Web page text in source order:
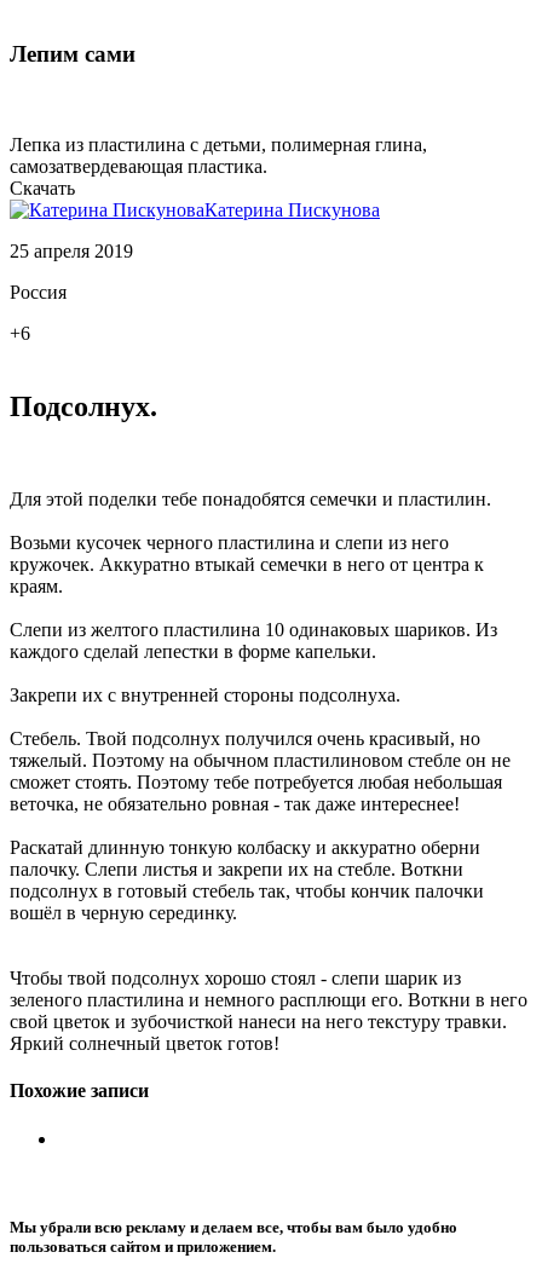
Лепим сами
Лепка из пластилина с детьми, полимерная глина,
самозатвердевающая пластика.
Скачать
Катерина Пискунова
25 апреля 2019
Россия
+6
Подсолнух.
Для этой поделки тебе понадобятся семечки и пластилин.
Возьми кусочек черного пластилина и слепи из него
кружочек. Аккуратно втыкай семечки в него от центра к
краям.
Слепи из желтого пластилина 10 одинаковых шариков. Из
каждого сделай лепестки в форме капельки.
Закрепи их с внутренней стороны подсолнуха.
Стебель. Твой подсолнух получился очень красивый, но
тяжелый. Поэтому на обычном пластилиновом стебле он не
сможет стоять. Поэтому тебе потребуется любая небольшая
веточка, не обязательно ровная - так даже интереснее!
Раскатай длинную тонкую колбаску и аккуратно оберни
палочку. Слепи листья и закрепи их на стебле. Воткни
подсолнух в готовый стебель так, чтобы кончик палочки
вошёл в черную серединку.
Чтобы твой подсолнух хорошо стоял - слепи шарик из
зеленого пластилина и немного расплющи его. Воткни в него
свой цветок и зубочисткой нанеси на него текстуру травки.
Яркий солнечный цветок готов!
Похожие записи
Мы убрали всю рекламу и делаем все, чтобы вам было удобно
пользоваться сайтом и приложением.